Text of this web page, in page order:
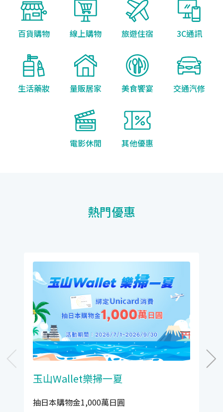
百貨購物 線上購物 旅遊住宿 3C通訊
生活藥妝 量販居家 美食饗宴 交通汽修
電影休閒 其他優惠
熱門優惠
玉山Wallet樂掃一夏
抽日本購物金1,000萬日圓